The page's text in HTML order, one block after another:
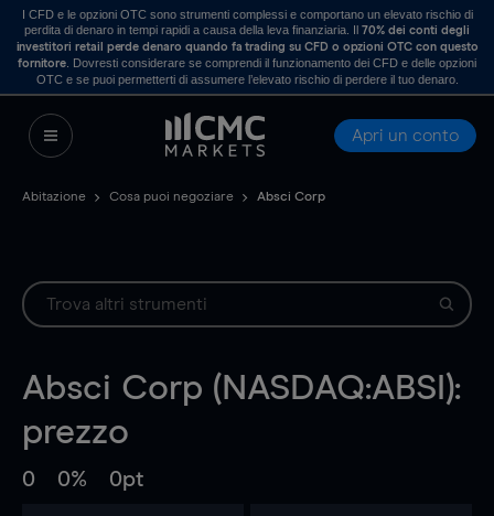
I CFD e le opzioni OTC sono strumenti complessi e comportano un elevato rischio di
perdita di denaro in tempi rapidi a causa della leva finanziaria. Il70% dei conti degli
investitori retail perde denaro quando fa trading su CFD o opzioni OTC con questo
fornitore . Dovresti considerare se comprendi il funzionamento dei CFD e delle opzioni
OTC e se puoi permetterti di assumere l’elevato rischio di perdere il tuo denaro.
Apri un conto
Abitazione Cosa puoi negoziare Absci Corp
Absci Corp (NASDAQ:ABSI):
prezzo
0 0% 0pt